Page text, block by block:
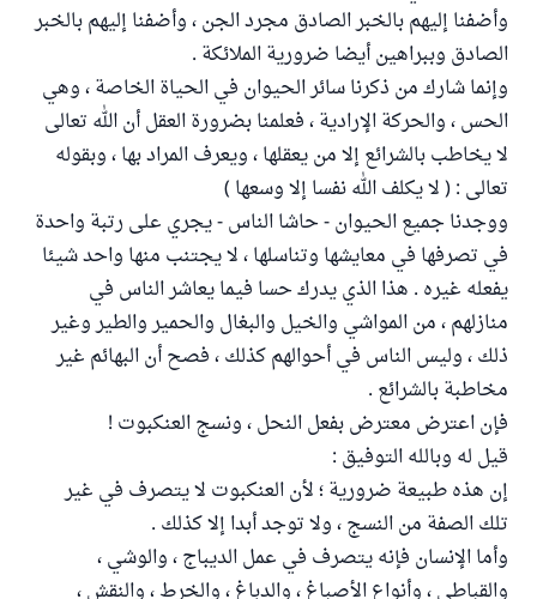
وأضفنا إليهم بالخبر الصادق مجرد الجن ، وأضفنا إليهم بالخبر
الصادق وببراهين أيضا ضرورية الملائكة .
وإنما شارك من ذكرنا سائر الحيوان في الحياة الخاصة ، وهي
الحس ، والحركة الإرادية ، فعلمنا بضرورة العقل أن الله تعالى
لا يخاطب بالشرائع إلا من يعقلها ، ويعرف المراد بها ، وبقوله
تعالى : ( لا يكلف الله نفسا إلا وسعها )
ووجدنا جميع الحيوان - حاشا الناس - يجري على رتبة واحدة
في تصرفها في معايشها وتناسلها ، لا يجتنب منها واحد شيئا
يفعله غيره . هذا الذي يدرك حسا فيما يعاشر الناس في
منازلهم ، من المواشي والخيل والبغال والحمير والطير وغير
ذلك ، وليس الناس في أحوالهم كذلك ، فصح أن البهائم غير
مخاطبة بالشرائع .
فإن اعترض معترض بفعل النحل ، ونسج العنكبوت !
قيل له وبالله التوفيق :
إن هذه طبيعة ضرورية ؛ لأن العنكبوت لا يتصرف في غير
تلك الصفة من النسج ، ولا توجد أبدا إلا كذلك .
وأما الإنسان فإنه يتصرف في عمل الديباج ، والوشي ،
والقباطي ، وأنواع الأصباغ ، والدباغ ، والخرط ، والنقش ،